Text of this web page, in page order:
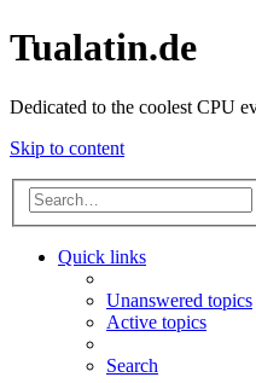
Tualatin.de
Dedicated to the coolest CPU
Skip to content
Quick links
Unanswered topics
Active topics
Search